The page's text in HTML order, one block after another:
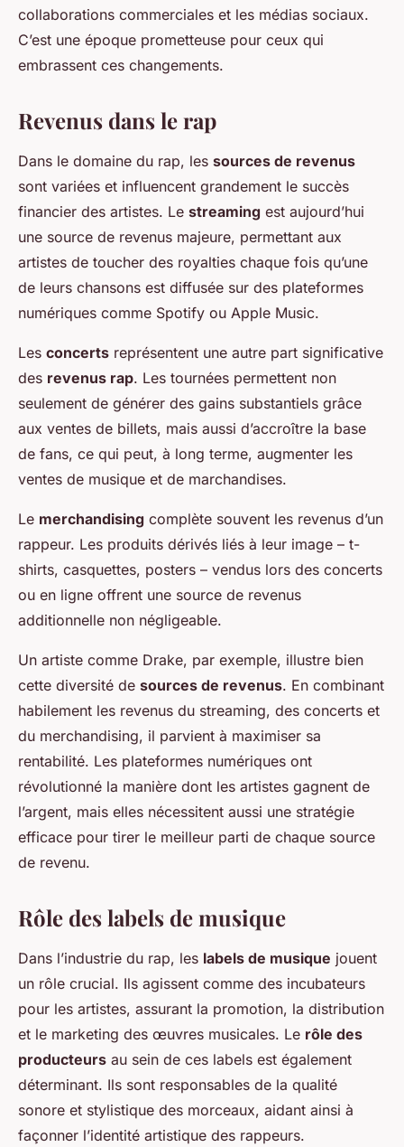
collaborations commerciales et les médias sociaux.
C’est une époque prometteuse pour ceux qui
embrassent ces changements.
Revenus dans le rap
Dans le domaine du rap, les sources de revenus
sont variées et influencent grandement le succès
financier des artistes. Le streaming est aujourd’hui
une source de revenus majeure, permettant aux
artistes de toucher des royalties chaque fois qu’une
de leurs chansons est diffusée sur des plateformes
numériques comme Spotify ou Apple Music.
Les concerts représentent une autre part significative
des revenus rap. Les tournées permettent non
seulement de générer des gains substantiels grâce
aux ventes de billets, mais aussi d’accroître la base
de fans, ce qui peut, à long terme, augmenter les
ventes de musique et de marchandises.
Le merchandising complète souvent les revenus d’un
rappeur. Les produits dérivés liés à leur image – t-
shirts, casquettes, posters – vendus lors des concerts
ou en ligne offrent une source de revenus
additionnelle non négligeable.
Un artiste comme Drake, par exemple, illustre bien
cette diversité de sources de revenus. En combinant
habilement les revenus du streaming, des concerts et
du merchandising, il parvient à maximiser sa
rentabilité. Les plateformes numériques ont
révolutionné la manière dont les artistes gagnent de
l’argent, mais elles nécessitent aussi une stratégie
efficace pour tirer le meilleur parti de chaque source
de revenu.
Rôle des labels de musique
Dans l’industrie du rap, les labels de musique jouent
un rôle crucial. Ils agissent comme des incubateurs
pour les artistes, assurant la promotion, la distribution
et le marketing des œuvres musicales. Le rôle des
producteurs au sein de ces labels est également
déterminant. Ils sont responsables de la qualité
sonore et stylistique des morceaux, aidant ainsi à
façonner l’identité artistique des rappeurs.